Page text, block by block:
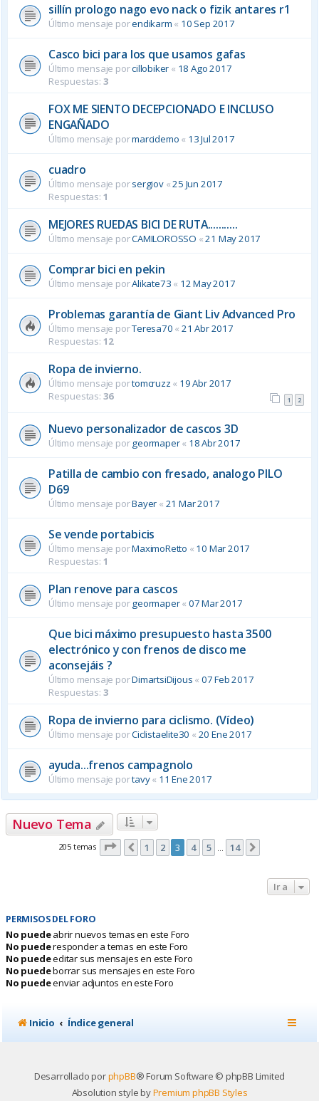
sillín prologo nago evo nack o fizik antares r1
Último mensaje porendikarm « 10 Sep 2017
Casco bici para los que usamos gafas
Último mensaje porcillobiker « 18 Ago 2017
Respuestas: 3
FOX ME SIENTO DECEPCIONADO E INCLUSO
ENGAÑADO
Último mensaje pormarcidemo « 13 Jul 2017
cuadro
Último mensaje porsergiov«25 Jun 2017
Respuestas: 1
MEJORES RUEDAS BICI DE RUTA...........
Último mensaje porCAMILOROSSO «21 May 2017
Comprar bici en pekin
Último mensaje porAlikate73 « 12 May 2017
Problemas garantía de Giant Liv Advanced Pro
Último mensaje porTeresa70 «21 Abr 2017
Respuestas: 12
Ropa de invierno.
Último mensaje portomcruzz « 19 Abr 2017
Respuestas: 36 1 2
Nuevo personalizador de cascos 3D
Último mensaje porgeormaper« 18 Abr 2017
Patilla de cambio con fresado, analogo PILO
D69
Último mensaje porBayer « 21 Mar 2017
Se vende portabicis
Último mensaje porMaximoRetto « 10 Mar 2017
Respuestas: 1
Plan renove para cascos
Último mensaje porgeormaper« 07 Mar 2017
Que bici máximo presupuesto hasta 3500
electrónico y con frenos de disco me
aconsejáis ?
Último mensaje porDimartsiDijous « 07 Feb 2017
Respuestas: 3
Ropa de invierno para ciclismo. (Vídeo)
Último mensaje porCiclistaelite30 « 20 Ene 2017
ayuda...frenos campagnolo
Último mensaje portavy« 11 Ene 2017
Nuevo Tema
205 temas Página de 14
Anterior
1 2 3 4 5 14
Ir a
PERMISOS DEL FORO
No puedeabrir nuevos temas en este Foro
No puederesponder a temas en este Foro
No puedeeditar sus mensajes en este Foro
No puedeborrar sus mensajes en este Foro
No puedeenviar adjuntos en este Foro
Inicio Índice general
Desarrollado porphpBB® Forum Software © phpBB Limited
Absolution style byPremium phpBB Styles